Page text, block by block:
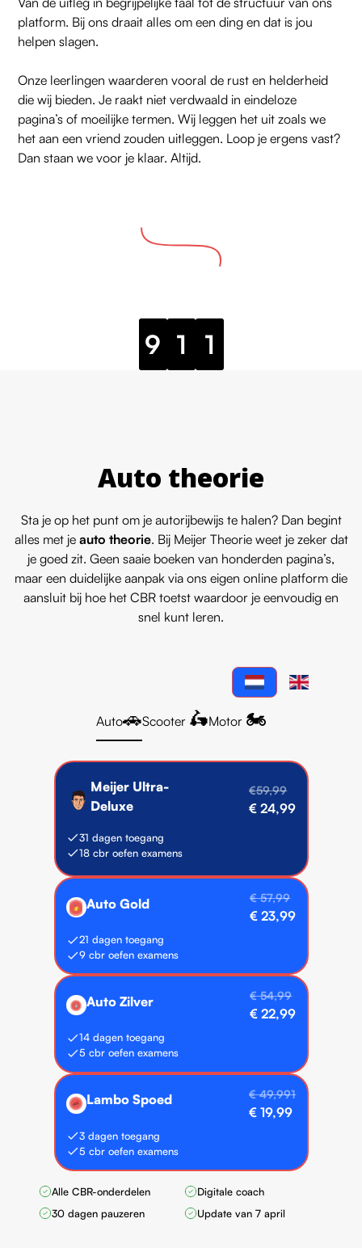
platform. Bij ons draait alles om een ding en dat is jou
helpen slagen.
Onze leerlingen waarderen vooral de rust en helderheid
die wij bieden. Je raakt niet verdwaald in eindeloze
pagina’s of moeilijke termen. Wij leggen het uit zoals we
het aan een vriend zouden uitleggen. Loop je ergens vast?
Dan staan we voor je klaar. Altijd.
9 1 1
Auto theorie
Sta je op het punt om je autorijbewijs te halen? Dan begint
alles met je auto theorie. Bij Meijer Theorie weet je zeker dat
je goed zit. Geen saaie boeken van honderden pagina’s,
maar een duidelijke aanpak via ons eigen online platform die
aansluit bij hoe het CBR toetst waardoor je eenvoudig en
snel kunt leren.
Auto🚗Scooter 🛵Motor 🏍️
Meijer Ultra-
Deluxe
€59,99
€ 24,99
31 dagen toegang
18 cbr oefen examens
🥇 Auto Gold € 57,99
€ 23,99
21 dagen toegang
9 cbr oefen examens
🥈 Auto Zilver € 54,99
€ 22,99
14 dagen toegang
5 cbr oefen examens
🏎️Lambo Spoed € 49,991
€ 19,99
3 dagen toegang
5 cbr oefen examens
Alle CBR-onderdelen
Digitale coach
30 dagen pauzeren
Update van 7 april